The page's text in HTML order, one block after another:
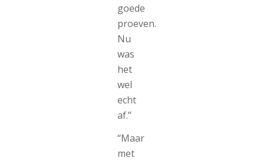
goede
proeven.
Nu
was
het
wel
echt
af.’’
“Maar
met